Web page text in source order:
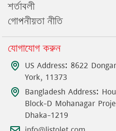
শর্তাবলী
গোপনীয়তা নীতি
যোগাযোগ করুন
US Address: 8622
York, 11373
Bangladesh Address:
Block-D Mohanagar
Dhaka-1219